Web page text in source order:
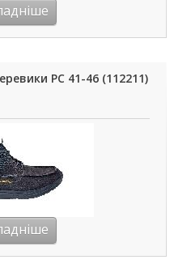
РС 41-46 (112211)